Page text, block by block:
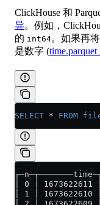
ClickHouse 和
异。例如，
的 int64。如果再
是数字 (time.parquet
SELECT * FROM
┌─n─┬───────time─┐
│ 0 │ 1673622611 │
│ 1 │ 1673622610 │